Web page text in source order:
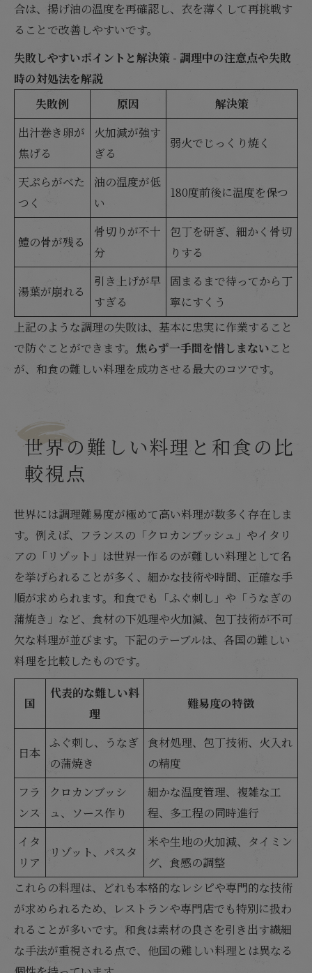
合は、揚げ油の温度を再確認し、衣を薄くして再挑戦す
ることで改善しやすいです。
失敗しやすいポイントと解決策 - 調理中の注意点や失敗
時の対処法を解説
失敗例
原因
解決策
出汁巻き卵が
焦げる
火加減が強す
ぎる
弱火でじっくり焼く
天ぷらがべた
つく
油の温度が低
い
180度前後に温度を保つ
鱧の骨が残る
骨切りが不十
分
包丁を研ぎ、細かく骨切
りする
湯葉が崩れる
引き上げが早
すぎる
固まるまで待ってから丁
寧にすくう
上記のような調理の失敗は、基本に忠実に作業すること
で防ぐことができます。 焦らず一手間を惜しまないこと
が、和食の難しい料理を成功させる最大のコツです。
世界の難しい料理と和食の比
較視点
世界には調理難易度が極めて高い料理が数多く存在しま
す。例えば、フランスの「クロカンブッシュ」やイタリ
アの「リゾット」は世界一作るのが難しい料理として名
を挙げられることが多く、細かな技術や時間、正確な手
順が求められます。和食でも「ふぐ刺し」や「うなぎの
蒲焼き」など、食材の下処理や火加減、包丁技術が不可
欠な料理が並びます。下記のテーブルは、各国の難しい
料理を比較したものです。
国
代表的な難しい料
理
難易度の特徴
日本
ふぐ刺し、うなぎ
の蒲焼き
食材処理、包丁技術、火入れ
の精度
フラ
ンス
クロカンブッシ
ュ、ソース作り
細かな温度管理、複雑な工
程、多工程の同時進行
イタ
リア
リゾット、パスタ
米や生地の火加減、タイミン
グ、食感の調整
これらの料理は、どれも本格的なレシピや専門的な技術
が求められるため、レストランや専門店でも特別に扱わ
れることが多いです。和食は素材の良さを引き出す繊細
な手法が重視される点で、他国の難しい料理とは異なる